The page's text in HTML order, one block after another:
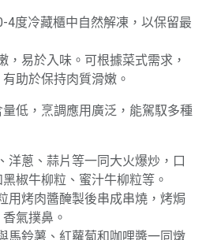
4度冷藏櫃中自然解凍，以保留最
，易於入味。可根據菜式需求，
助於保持肉質滑嫩。
低，烹調應用廣泛，能駕馭多種
洋蔥、蒜片等一同大火爆炒，口
椒牛柳粒、蜜汁牛柳粒等。
用烤肉醬醃製後串成串燒，烤焗
氣撲鼻。
馬鈴薯、紅蘿蔔和咖哩醬一同燉